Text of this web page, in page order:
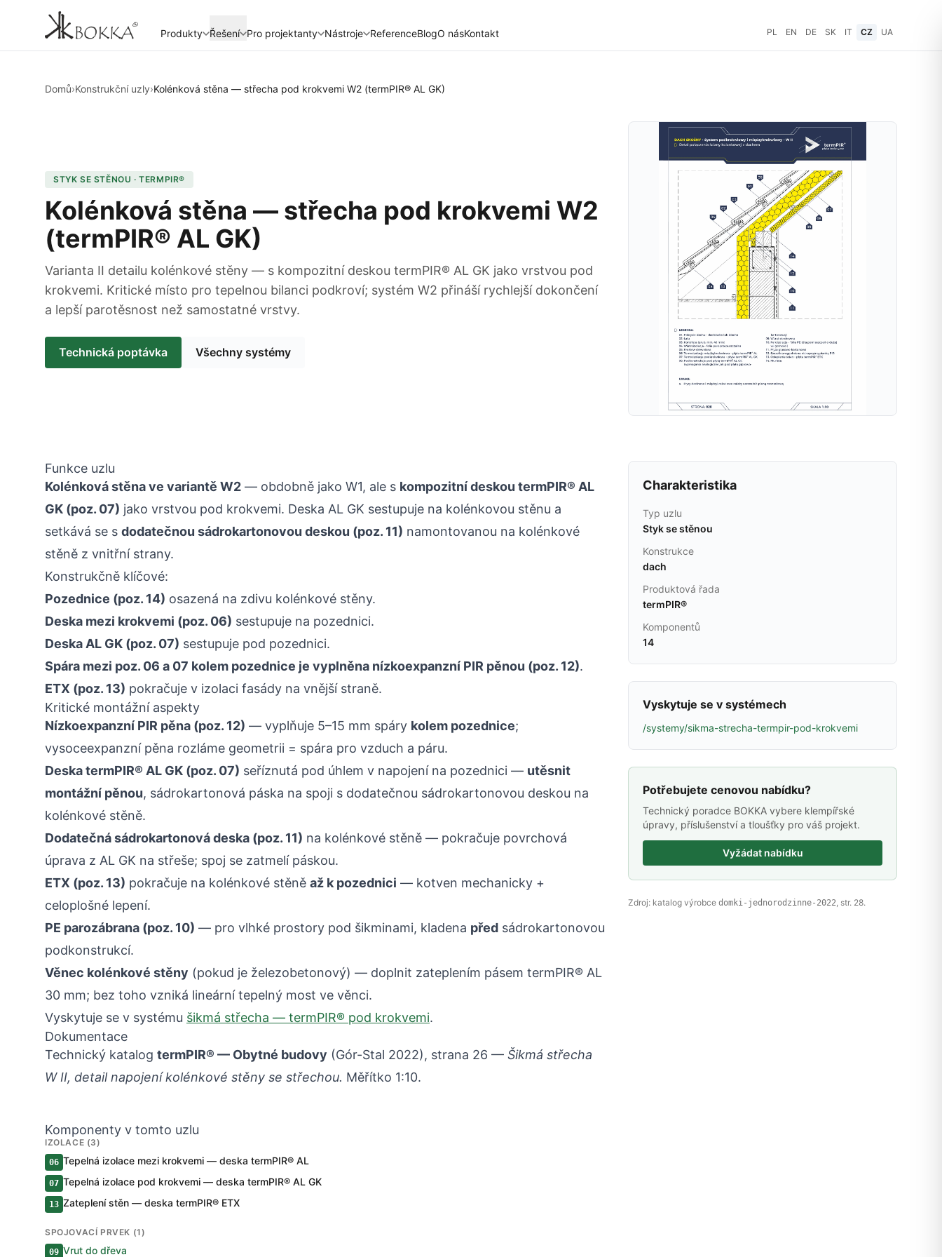
Produkty Řešení Pro projektanty Nástroje ReferenceBlogO násKontakt PL EN DE SK IT CZ UA
Domů›Konstrukční uzly›Kolénková stěna — střecha pod krokvemi W2 (termPIR® AL GK)
STYK SE STĚNOU · TERMPIR®
Kolénková stěna — střecha pod krokvemi W2
(termPIR® AL GK)
Varianta II detailu kolénkové stěny — s kompozitní deskou termPIR® AL GK jako vrstvou pod
krokvemi. Kritické místo pro tepelnou bilanci podkroví; systém W2 přináší rychlejší dokončení
a lepší parotěsnost než samostatné vrstvy.
Technická poptávka Všechny systémy
Funkce uzlu
Kolénková stěna ve variantě W2 — obdobně jako W1, ale s kompozitní deskou termPIR® AL
GK (poz. 07) jako vrstvou pod krokvemi. Deska AL GK sestupuje na kolénkovou stěnu a
setkává se s dodatečnou sádrokartonovou deskou (poz. 11) namontovanou na kolénkové
stěně z vnitřní strany.
Konstrukčně klíčové:
Pozednice (poz. 14) osazená na zdivu kolénkové stěny.
Deska mezi krokvemi (poz. 06) sestupuje na pozednici.
Deska AL GK (poz. 07) sestupuje pod pozednici.
Spára mezi poz. 06 a 07 kolem pozednice je vyplněna nízkoexpanzní PIR pěnou (poz. 12).
ETX (poz. 13) pokračuje v izolaci fasády na vnější straně.
Kritické montážní aspekty
Nízkoexpanzní PIR pěna (poz. 12) — vyplňuje 5–15 mm spáry kolem pozednice;
vysoceexpanzní pěna rozláme geometrii = spára pro vzduch a páru.
Deska termPIR® AL GK (poz. 07) seříznutá pod úhlem v napojení na pozednici — utěsnit
montážní pěnou, sádrokartonová páska na spoji s dodatečnou sádrokartonovou deskou na
kolénkové stěně.
Dodatečná sádrokartonová deska (poz. 11) na kolénkové stěně — pokračuje povrchová
úprava z AL GK na střeše; spoj se zatmelí páskou.
ETX (poz. 13) pokračuje na kolénkové stěně až k pozednici — kotven mechanicky +
celoplošné lepení.
PE parozábrana (poz. 10) — pro vlhké prostory pod šikminami, kladena před sádrokartonovou
podkonstrukcí.
Věnec kolénkové stěny (pokud je železobetonový) — doplnit zateplením pásem termPIR® AL
30 mm; bez toho vzniká lineární tepelný most ve věnci.
Vyskytuje se v systému šikmá střecha — termPIR® pod krokvemi.
Dokumentace
Technický katalog termPIR® — Obytné budovy (Gór-Stal 2022), strana 26 — Šikmá střecha
W II, detail napojení kolénkové stěny se střechou. Měřítko 1:10.
Komponenty v tomto uzlu
IZOLACE (3)
06 Tepelná izolace mezi krokvemi — deska termPIR® AL
07 Tepelná izolace pod krokvemi — deska termPIR® AL GK
13 Zateplení stěn — deska termPIR® ETX
SPOJOVACÍ PRVEK (1)
09 Vrut do dřeva
Charakteristika
Typ uzlu
Styk se stěnou
Konstrukce
dach
Produktová řada
termPIR®
Komponentů
14
Vyskytuje se v systémech
/systemy/sikma-strecha-termpir-pod-krokvemi
Potřebujete cenovou nabídku?
Technický poradce BOKKA vybere klempířské
úpravy, příslušenství a tloušťky pro váš projekt.
Vyžádat nabídku
Zdroj: katalog výrobce domki-jednorodzinne-2022, str. 28.